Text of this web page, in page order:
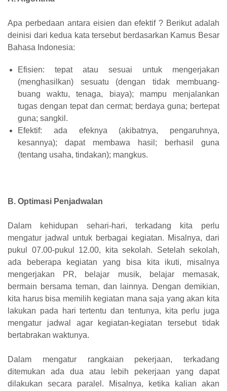
Apa perbedaan antara eisien dan efektif ? Berikut adalah
deinisi dari kedua kata tersebut berdasarkan Kamus Besar
Bahasa Indonesia:
Efisien: tepat atau sesuai untuk mengerjakan
(menghasilkan) sesuatu (dengan tidak membuang-
buang waktu, tenaga, biaya); mampu menjalankan
tugas dengan tepat dan cermat; berdaya guna; bertepat
guna; sangkil.
Efektif: ada efeknya (akibatnya, pengaruhnya,
kesannya); dapat membawa hasil; berhasil guna
(tentang usaha, tindakan); mangkus.
B. Optimasi Penjadwalan
Dalam kehidupan sehari-hari, terkadang kita perlu
mengatur jadwal untuk berbagai kegiatan. Misalnya, dari
pukul 07.00-pukul 12.00, kita sekolah. Setelah sekolah,
ada beberapa kegiatan yang bisa kita ikuti, misalnya
mengerjakan PR, belajar musik, belajar memasak,
bermain bersama teman, dan lainnya. Dengan demikian,
kita harus bisa memilih kegiatan mana saja yang akan kita
lakukan pada hari tertentu dan tentunya, kita perlu juga
mengatur jadwal agar kegiatan-kegiatan tersebut tidak
bertabrakan waktunya.
Dalam mengatur rangkaian pekerjaan, terkadang
ditemukan ada dua atau lebih pekerjaan yang dapat
dilakukan secara paralel. Misalnya, ketika kalian akan